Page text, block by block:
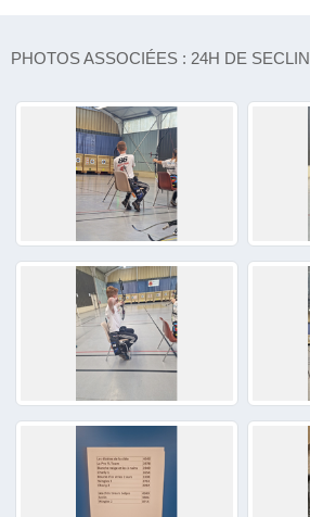
PHOTOS ASSOCIÉES : 24H DE SECLIN